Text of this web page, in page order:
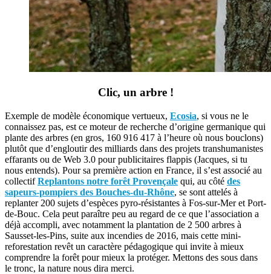
Clic, un arbre !
Exemple de modèle économique vertueux, Ecosia, si vous ne le
connaissez pas, est ce moteur de recherche d’origine germanique qui
plante des arbres (en gros, 160 916 417 à l’heure où nous bouclons)
plutôt que d’engloutir des milliards dans des projets transhumanistes
effarants ou de Web 3.0 pour publicitaires flappis (Jacques, si tu
nous entends). Pour sa première action en France, il s’est associé au
collectifReplantons notre forêt Provençale qui, au côté des
sapeurs-pompiers des Bouches-du-Rhône, se sont attelés à
replanter 200 sujets d’espèces pyro-résistantes à Fos-sur-Mer et Port-
de-Bouc. Cela peut paraître peu au regard de ce que l’association a
déjà accompli, avec notamment la plantation de 2 500 arbres à
Sausset-les-Pins, suite aux incendies de 2016, mais cette mini-
reforestation revêt un caractère pédagogique qui invite à mieux
comprendre la forêt pour mieux la protéger. Mettons des sous dans
le tronc, la nature nous dira merci.